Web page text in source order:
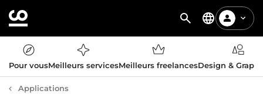
Pour vousMeilleurs servicesMeilleurs freelancesDesign &
Applications